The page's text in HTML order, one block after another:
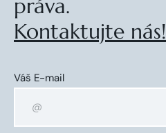
práva.
Kontaktujte nás!
Váš E-mail